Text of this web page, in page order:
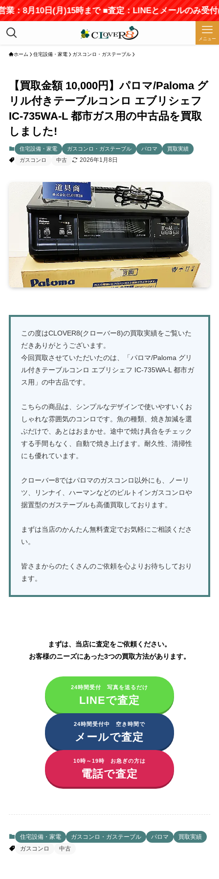
：8月10日(月)15時まで ■査定：LINEとメールのみ受付
メニュー
ホーム 住宅設備・家電 ガスコンロ・ガステーブル
【買取金額 10,000円】パロマ/Paloma グ
リル付きテーブルコンロ エブリシェフ
IC-735WA-L 都市ガス用の中古品を買取
しました!
住宅設備・家電 ガスコンロ・ガステーブル パロマ
買取実績
ガスコンロ
中古 2026年1月8日
この度はCLOVER8(クローバー8)の買取実績をご覧いた
だきありがとうございます。
今回買取させていただいたのは、「パロマ/Paloma グリ
ル付きテーブルコンロ エブリシェフ IC-735WA-L 都市ガ
ス用」の中古品です。
こちらの商品は、シンプルなデザインで使いやすいくお
しゃれな雰囲気のコンロです。魚の種類、焼き加減を選
ぶだけで、あとはおまかせ。途中で焼け具合をチェック
する手間もなく、自動で焼き上げます。耐久性、清掃性
にも優れています。
クローバー8ではパロマのガスコンロ以外にも、ノーリ
ツ、リンナイ、ハーマンなどのビルトインガスコンロや
据置型のガステーブルも高価買取しております。
まずは当店のかんたん無料査定でお気軽にご相談くださ
い。
皆さまからのたくさんのご依頼を心よりお待ちしており
ます。
まずは、当店に査定をご依頼ください。
お客様のニーズにあった3つの買取方法があります。
24時間受付 写真を送るだけ
LINEで査定
24時間受付中 空き時間で
メールで査定
10時～19時 お急ぎの方は
電話で査定
住宅設備・家電 ガスコンロ・ガステーブル パロマ
買取実績
ガスコンロ
中古